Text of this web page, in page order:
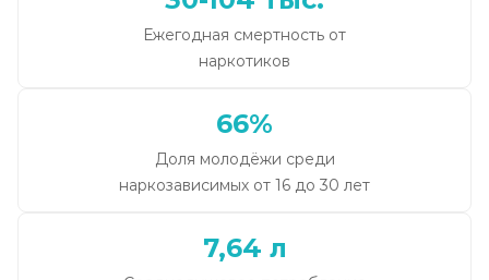
Ежегодная смертность от
наркотиков
66%
Доля молодёжи среди
наркозависимых от 16 до 30 лет
7,64 л